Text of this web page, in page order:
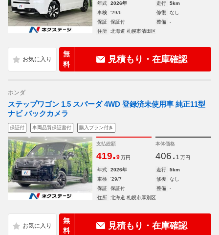
年式 2026年 走行
5km
車検
'29/6 修復
なし
保証
保証付 整備
-
住所
北海道 札幌市清田区
無
料
見積もり・在庫確認
ホンダ
ステップワゴン 1.5 スパーダ 4WD 登録済未使用車 純正11型
ナビ バックカメラ
保証付 車両品質保証書付 購入プラン付き
支払総額
419.9 万円
本体価格
406. 1 万円
年式 2026年 走行
5km
車検
'29/7 修復
なし
保証
保証付 整備
-
住所
北海道 札幌市厚別区
無
料
見積もり・在庫確認